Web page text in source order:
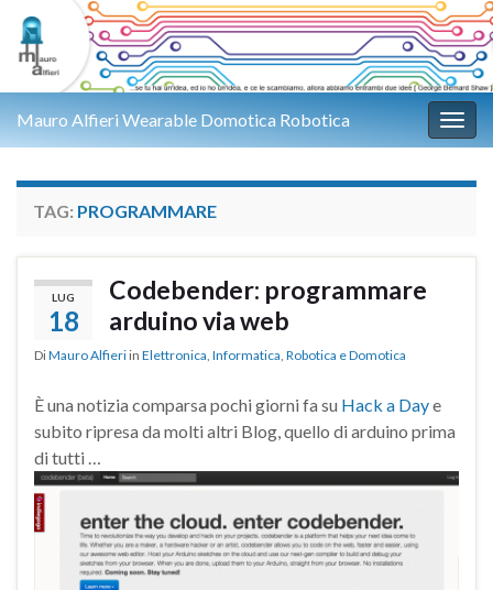
Mauro Alfieri Wearable Domotica Robotica
TAG: PROGRAMMARE
LUG
18
Codebender: programmare
arduino via web
DiMauro Alfieri in Elettronica, Informatica, Robotica e Domotica
È una notizia comparsa pochi giorni fa su Hack a Daye
subito ripresa da molti altri Blog, quello di arduino prima
di tutti …